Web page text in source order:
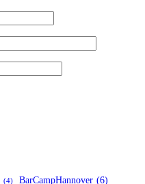
(4) BarCampHannover (6)